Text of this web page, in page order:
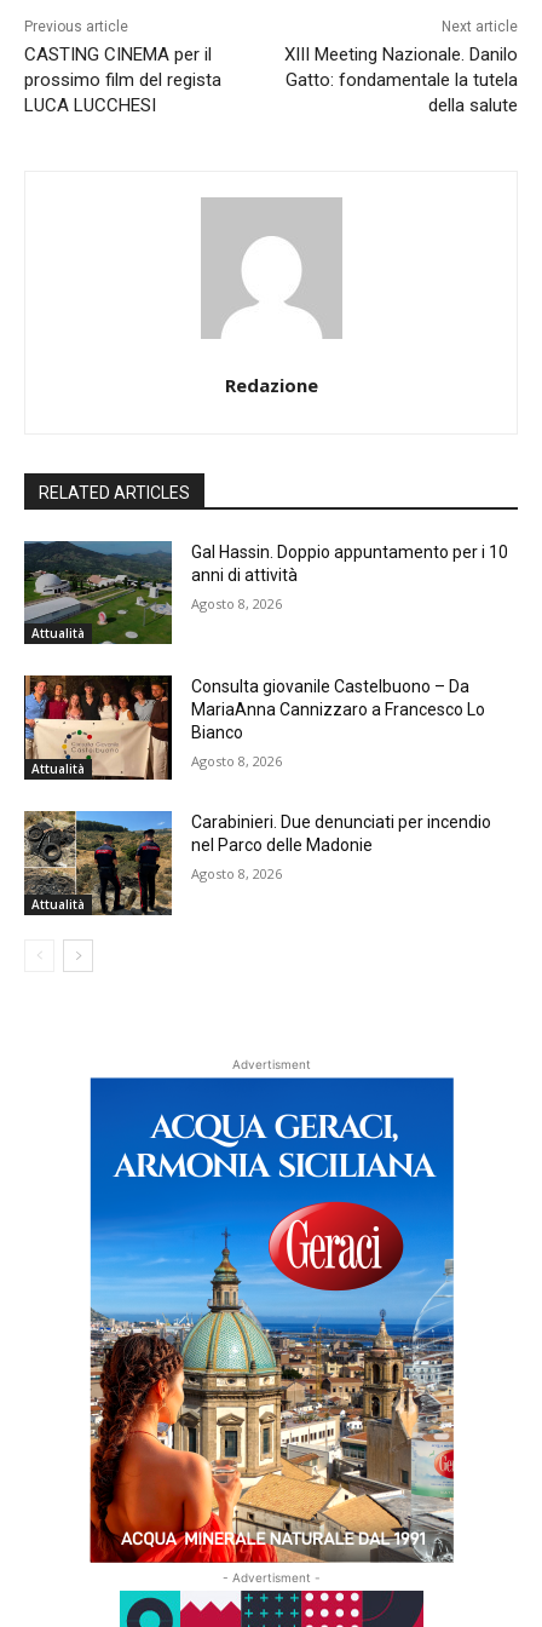
o
r
s
Previous article
CASTING CINEMA per il
prossimo film del regista
LUCA LUCCHESI
Next article
XIII Meeting Nazionale. Danilo
Gatto: fondamentale la tutela
della salute
Redazione
RELATED ARTICLES
Attualità
Gal Hassin. Doppio appuntamento per i 10
anni di attività
Agosto 8, 2026
Attualità
Consulta giovanile Castelbuono – Da
MariaAnna Cannizzaro a Francesco Lo
Bianco
Agosto 8, 2026
Attualità
Carabinieri. Due denunciati per incendio
nel Parco delle Madonie
Agosto 8, 2026
Advertisment
- Advertisment -